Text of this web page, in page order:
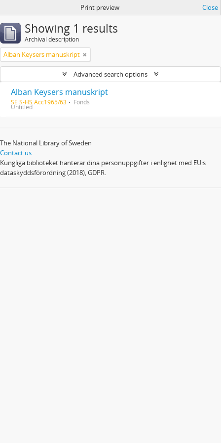
Print preview Close
Showing 1 results
Archival description
Alban Keysers manuskript
Advanced search options
Alban Keysers manuskript
SE S-HS Acc1965/63 Fonds
Untitled
The National Library of Sweden
Contact us
Kungliga biblioteket hanterar dina personuppgifter i enlighet med EU:s
dataskyddsförordning (2018), GDPR.